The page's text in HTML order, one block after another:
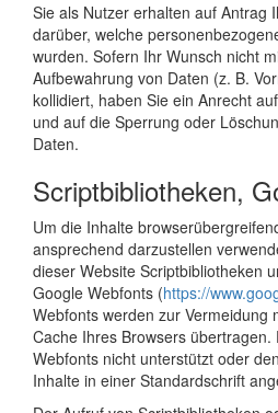
Sie als Nutzer erhalten auf Antrag
darüber, welche
wurden. Sofern Ihr Wunsch nicht
Aufbewahrung von Daten (z. B.
kollidiert, haben Sie ein Anrecht
und auf die Sperrung oder
Daten.
Scriptbibliotheken,
Um die Inhalte
ansprechend darzustellen
dieser Website Scriptbibliotheken
Google Webfonts (https://
Webfonts werden zur Vermeidung
Cache Ihres Browsers
Webfonts nicht unterstützt oder
Inhalte in einer Standardschrift